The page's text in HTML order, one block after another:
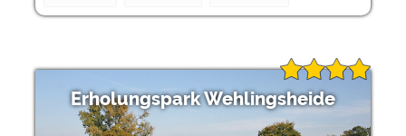
Erholungspark Wehlingsheide